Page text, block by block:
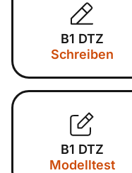
B1 DTZ
Schreiben
B1 DTZ
Modelltest